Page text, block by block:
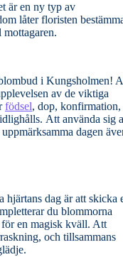
är en ny typ av
låter floristen
mottagaren.
i Kungsholmen!
av de viktiga
födsel, dop, konfirmation,
Att använda sig
dagen
dag är att skicka
du blommorna
för en magisk kväll. Att
och tillsammans